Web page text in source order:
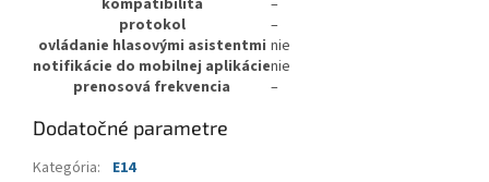
kompatibilita
–
protokol
–
ovládanie hlasovými asistentmi nie
notifikácie do mobilnej aplikácienie
prenosová frekvencia
–
Dodatočné parametre
Kategória:
E14